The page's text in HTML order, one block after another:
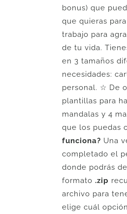
bonus) que
que quieras
trabajo para
de tu vida.
en 3 tamaños
necesidades:
personal. ☆ De
plantillas para
mandalas y 4
que los puedas
funciona? Una
completado el
donde podrás
formato .zip
archivo para
elige cuál